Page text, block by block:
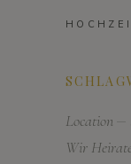
Location
Wir